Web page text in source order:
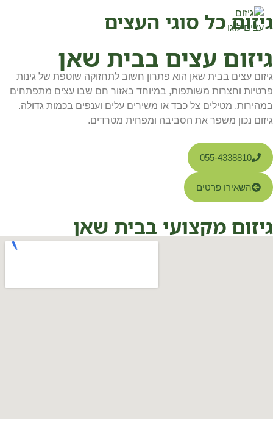
גיזום כל סוגי העצים
גיזום עצים בבית שאן
גיזום עצים בבית שאן הוא פתרון חשוב לתחזוקה שוטפת של גינות
פרטיות וחצרות משותפות, במיוחד באזור חם שבו עצים מתפתחים
במהירות, מטילים צל כבד או משירים עלים וענפים בכמות גדולה.
גיזום נכון משפר את הסביבה ומפחית מטרדים.
055-4338810
השאירו פרטים
גיזום מקצועי בבית שאן